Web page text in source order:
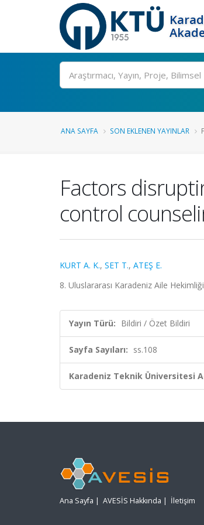
Ara
ANA SAYFA SON EKLENEN YAYINLAR
Factors
control
KURT A. K., SET T., ATEŞ E.
8. Uluslararası Karadeniz Aile
Yayın Türü: Bildiri / Özet Bildiri
Sayfa Sayıları: ss.108
Karadeniz Teknik Üniversitesi
Ana Sayfa | AVESİS Hakkında | İletişim